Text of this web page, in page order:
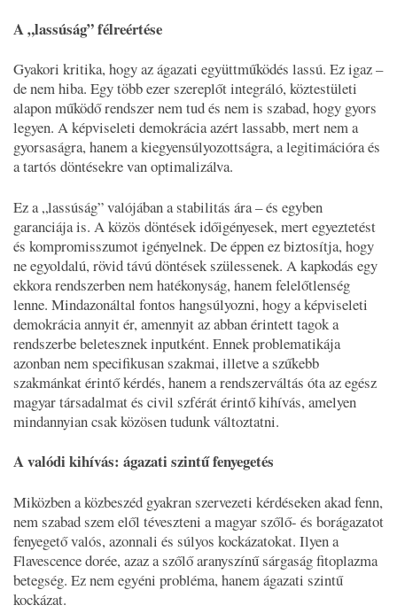
A „lassúság” félreértése
Gyakori kritika, hogy az ágazati együttműködés lassú. Ez igaz –
de nem hiba. Egy több ezer szereplőt integráló, köztestületi
alapon működő rendszer nem tud és nem is szabad, hogy gyors
legyen. A képviseleti demokrácia azért lassabb, mert nem a
gyorsaságra, hanem a kiegyensúlyozottságra, a legitimációra és
a tartós döntésekre van optimalizálva.
Ez a „lassúság” valójában a stabilitás ára – és egyben
garanciája is. A közös döntések időigényesek, mert egyeztetést
és kompromisszumot igényelnek. De éppen ez biztosítja, hogy
ne egyoldalú, rövid távú döntések szülessenek. A kapkodás egy
ekkora rendszerben nem hatékonyság, hanem felelőtlenség
lenne. Mindazonáltal fontos hangsúlyozni, hogy a képviseleti
demokrácia annyit ér, amennyit az abban érintett tagok a
rendszerbe beletesznek inputként. Ennek problematikája
azonban nem specifikusan szakmai, illetve a szűkebb
szakmánkat érintő kérdés, hanem a rendszerváltás óta az egész
magyar társadalmat és civil szférát érintő kihívás, amelyen
mindannyian csak közösen tudunk változtatni.
A valódi kihívás: ágazati szintű fenyegetés
Miközben a közbeszéd gyakran szervezeti kérdéseken akad fenn,
nem szabad szem elől téveszteni a magyar szőlő- és borágazatot
fenyegető valós, azonnali és súlyos kockázatokat. Ilyen a
Flavescence dorée, azaz a szőlő aranyszínű sárgaság fitoplazma
betegség. Ez nem egyéni probléma, hanem ágazati szintű
kockázat.